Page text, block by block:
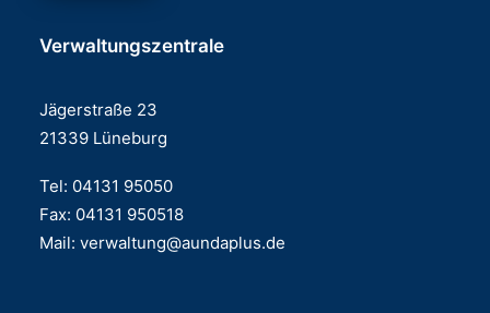
Verwaltungszentrale
Jägerstraße 23
21339 Lüneburg
Tel: 04131 95050
Fax: 04131 950518
Mail: verwaltung@aundaplus.de